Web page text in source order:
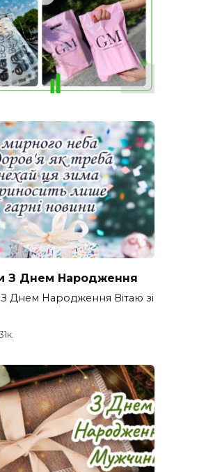
З Днем Народження
Днем Народження Вітаю зі